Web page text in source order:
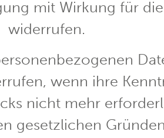
mit Wirkung für
widerrufen.
wenn ihre
nicht mehr
gesetzlichen